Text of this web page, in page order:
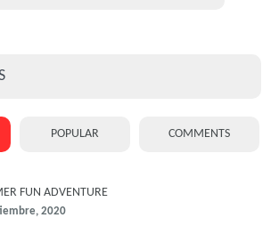
POPULAR COMMENTS
FUN ADVENTURE
2020